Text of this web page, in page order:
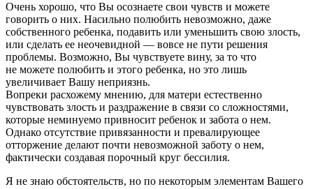
Очень хорошо, что Вы осознаете свои чувств и можете
говорить о них. Насильно полюбить невозможно, даже
собственного ребенка, подавить или уменьшить свою злость,
или сделать ее неочевидной — вовсе не пути решения
проблемы. Возможно, Вы чувствуете вину, за то что
не можете полюбить и этого ребенка, но это лишь
увеличивает Вашу неприязнь.
Вопреки расхожему мнению, для матери естественно
чувствовать злость и раздражение в связи со сложностями,
которые неминуемо привносит ребенок и забота о нем.
Однако отсутствие привязанности и превалирующее
отторжение делают почти невозможной заботу о нем,
фактически создавая порочный круг бессилия.
Я не знаю обстоятельств, но по некоторым элементам Вашего